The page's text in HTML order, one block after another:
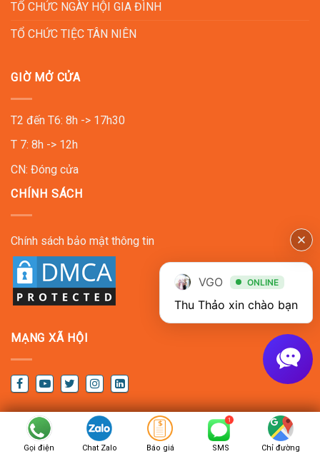
TỔ CHỨC NGÀY HỘI GIA ĐÌNH
TỔ CHỨC TIỆC TÂN NIÊN
GIỜ MỞ CỬA
T2 đến T6: 8h -> 17h30
T 7: 8h -> 12h
CN: Đóng cửa
CHÍNH SÁCH
Chính sách bảo mật thông tin
MẠNG XÃ HỘI
Copyright © 2022 VGO EVENT . All Rights Reserved
Gọi điện Chat Zalo Báo giá SMS Chỉ đường
VGO ONLINE
Thu Thảo xin chào bạn